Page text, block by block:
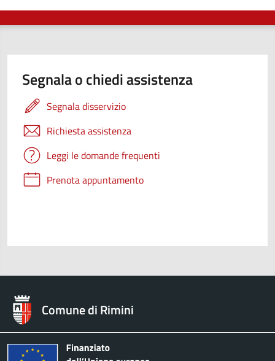
Segnala o chiedi assistenza
Segnala disservizio
Richiesta assistenza
Leggi le domande frequenti
Prenota appuntamento
Comune di Rimini